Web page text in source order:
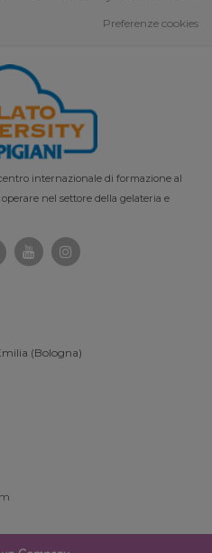
Preferenze cookies
internazionale di formazione al
nel settore della gelateria e
(Bologna)